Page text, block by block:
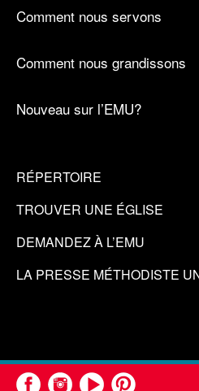
Comment nous servons
Comment nous grandissons
Nouveau sur l’EMU?
RÉPERTOIRE
TROUVER UNE ÉGLISE
DEMANDEZ À L’EMU
LA PRESSE MÉTHODISTE